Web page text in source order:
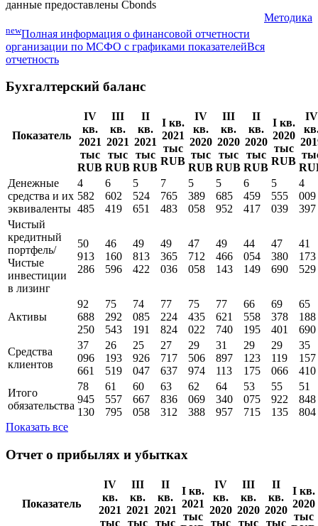
данные предоставлены Cbonds
Полная информация о финансовой отчетности
организации по МСФО с графиками показателей
Бухгалтерский баланс
Показатель
IV
кв.
2021
тыс
RUB
III
кв.
2021
тыс
RUB
II
кв.
2021
тыс
RUB
2021
тыс
RUB
IV
кв.
2020
тыс
RUB
III
кв.
2020
тыс
RUB
II
кв.
2020
тыс
RUB
2020
тыс
RUB
IV
Денежные
средства и их
эквиваленты
582
485
602
419
524
651
765
483
389
058
685
952
459
417
555
039
009
397
Чистый
кредитный
Чистые
инвестиции
913
286
160
596
813
422
365
036
712
058
466
143
054
149
380
690
173
529
Активы
92
688
250
75
292
543
74
085
191
77
224
824
75
435
022
77
621
740
66
558
195
69
378
401
65
188
690
Средства
клиентов
37
096
661
26
193
519
25
926
047
27
717
637
29
506
974
31
897
113
29
123
175
29
119
066
35
157
410
обязательства
945
130
795
667
058
312
Отчет о прибылях и убытках